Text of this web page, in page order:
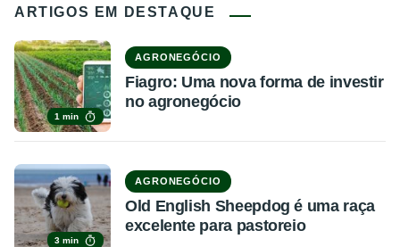
ARTIGOS EM DESTAQUE
1 min
AGRONEGÓCIO
Fiagro: Uma nova forma de investir
no agronegócio
3 min
AGRONEGÓCIO
Old English Sheepdog é uma raça
excelente para pastoreio